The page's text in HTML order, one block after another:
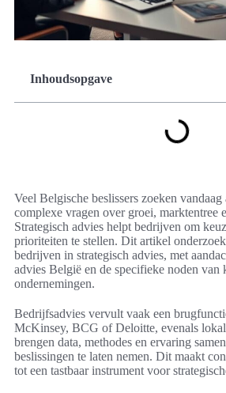
Inhoudsopgave
Veel Belgische beslissers zoeken
complexe vragen over groei, marktentree
Strategisch advies helpt bedrijven om
prioriteiten te stellen. Dit artikel
bedrijven in strategisch advies, met
advies België en de specifieke noden van
ondernemingen.
Bedrijfsadvies vervult vaak een
McKinsey, BCG of Deloitte, evenals
brengen data, methodes en ervaring
beslissingen te laten nemen. Dit maakt
tot een tastbaar instrument voor